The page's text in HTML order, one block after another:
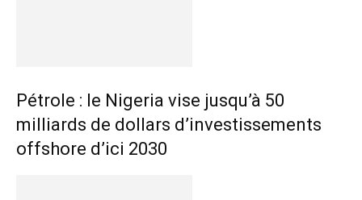
Pétrole : le Nigeria vise jusqu’à 50
milliards de dollars d’investissements
offshore d’ici 2030